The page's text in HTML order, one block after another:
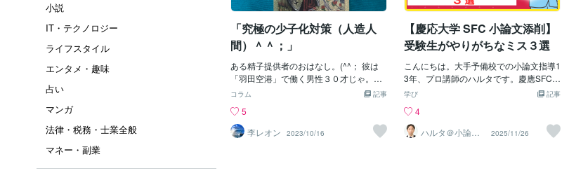
小説
IT・テクノロジー
ライフスタイル
エンタメ・趣味
占い
マンガ
法律・税務・士業全般
マネー・副業
「究極の少子化対策（人造人
間）＾＾；」
ある精子提供者のおはなし。(^^； 彼は
「羽田空港」で働く男性３０才じゃ。彼
によると「民間の精子提供会社」に登録
～。そこでは「ある事情で、子供が欲し
い女性」が「有償、無償」で男性から
「精子」を提供してもらっているのじ
記事
コラム
5
李レオン
2023/10/16
【慶応大学 SFC 小論文添削】
受験生がやりがちなミス３選
こんにちは。大手予備校での小論文指導1
3年、プロ講師のハルタです。慶應SFCの
小論文の対策、進んでますか？「とりあ
問を解いてみたけど、あってるのかどう
かわからない・・・」そんな感想をもつ
受験生、多いと思います。今回は、私が
記事
学び
4
ハルタ＠小論文
指導【予備校講
2025/11/26